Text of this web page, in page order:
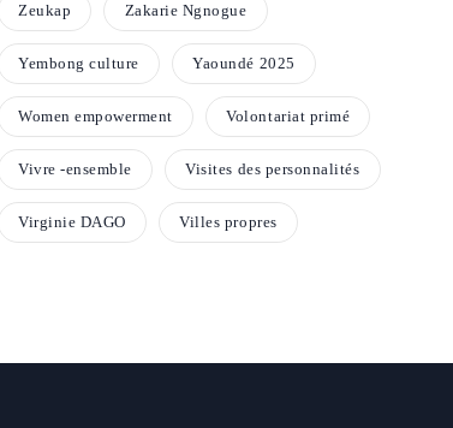
Zeukap Zakarie Ngnogue
Yembong culture Yaoundé 2025
Women empowerment Volontariat primé
Vivre -ensemble Visites des personnalités
Virginie DAGO Villes propres